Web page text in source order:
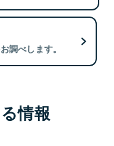
調べします。
情報